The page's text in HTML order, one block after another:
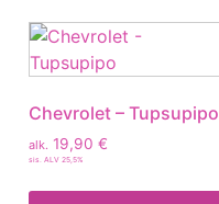
Chevrolet – Tupsupipo
alk. 19,90 €
sis. ALV 25,5%